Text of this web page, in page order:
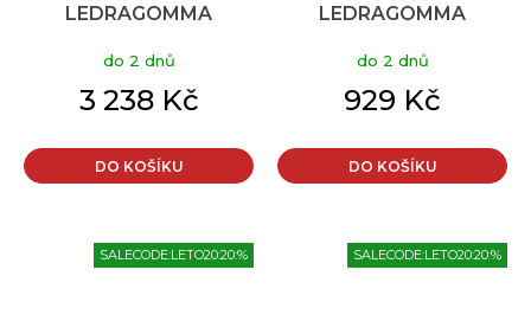
LEDRAGOMMA
Maxafe 120 cm šedá
do 2 dnů
3 238 Kč
DO KOŠÍKU
LEDRAGOMMA
Maxafe 85 cm Typ:
šedá
do 2 dnů
929 Kč
DO KOŠÍKU
SALECODE:LETO20:20:% SALECODE:LETO20:20:%